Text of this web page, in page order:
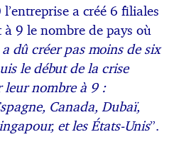
a créé 6 filiales
9 le nombre de pays où
dû créer pas moins de six
le début de la crise
leur nombre à 9 :
Canada, Dubaï,
et les États-Unis”.